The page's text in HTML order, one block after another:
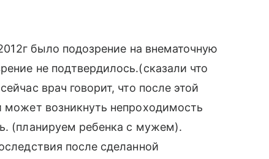
было подозрение на внематочную
не подтвердилось.(сказали что
врач говорит, что после этой
возникнуть непроходимость
(планируем ребенка с мужем).
после сделанной